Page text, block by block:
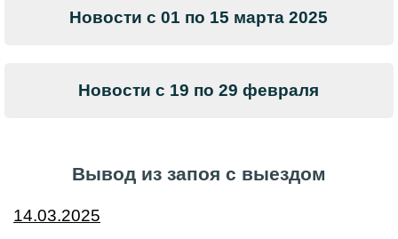
Новости с 01 по 15 марта 2025
Новости с 19 по 29 февраля
Вывод из запоя с выездом
14.03.2025